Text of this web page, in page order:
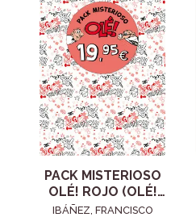
PACK MISTERIOSO
OLÉ! ROJO (OLÉ!
MORTADELO)
IBÁÑEZ, FRANCISCO